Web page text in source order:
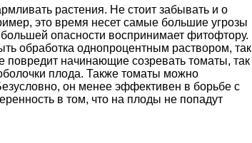
растения. Не стоит забывать и о
это время несет самые большие угрозы
опасности воспринимает фитофтору.
обработка однопроцентным раствором, так
начинающие созревать томаты, так
плода. Также томаты можно
он менее эффективен в борьбе с
в том, что на плоды не попадут